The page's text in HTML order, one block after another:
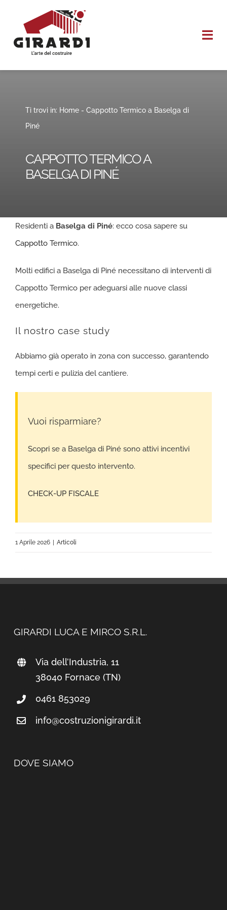
contenuto
CHI SIAMO
REALIZZAZIONI
Ti trovi in: Home- Cappotto Termicoa Baselga di
Piné
CAPPOTTO TERMICO A
BASELGA DI PINÉ
Residenti a Baselga di Piné: ecco cosa sapere su
Cappotto Termico.
Molti edifici a Baselga di Piné necessitano di interventi di
Cappotto Termico per adeguarsi alle nuove classi
energetiche.
Il nostro case study
Abbiamo già operato in zona con successo, garantendo
tempi certi e pulizia del cantiere.
Vuoi risparmiare?
Scopri se a Baselga di Piné sono attivi incentivi
specifici per questo intervento.
CHECK-UP FISCALE
1 Aprile 2026 | Articoli
GIRARDI LUCA E MIRCO S.R.L.
Via dell’Industria, 11
38040 Fornace (TN)
0461 853029
info@costruzionigirardi.it
DOVE SIAMO